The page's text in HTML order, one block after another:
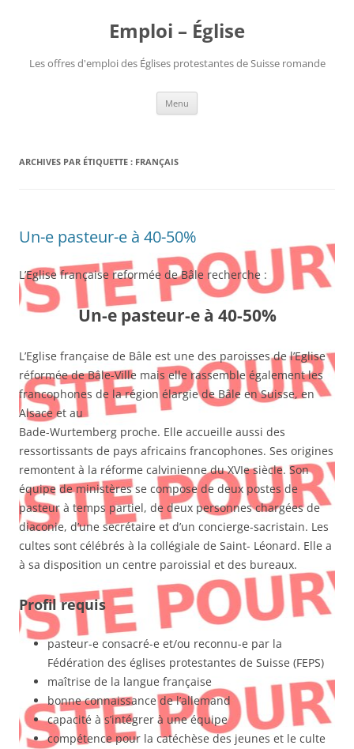
Emploi – Église
Les offres d'emploi des Églises protestantes de Suisse romande
Menu
ARCHIVES PAR ÉTIQUETTE : FRANÇAIS
Un-e pasteur-e à 40-50%
L’Eglise française reformée de Bâle recherche :
Un-e pasteur-eà 40-50%
L’Eglise française de Bâle est une des paroisses de l’Eglise
réformée de Bâle-Ville mais elle rassemble également les
francophones de la région élargie de Bâle en Suisse, en
Alsace et au
Bade-Wurtemberg proche. Elle accueille aussi des
ressortissants de pays africains francophones. Ses origines
remontent à la réforme calvinienne du XVIe siècle. Son
équipe de ministères se compose de deux postes de
pasteur à temps partiel, de deux personnes chargées de
diaconie, d’une secrétaire et d’un concierge-sacristain. Les
cultes sont célébrés à la collégiale de Saint- Léonard. Elle a
à sa disposition un centre paroissial et des bureaux.
Profil requis
pasteur-e consacré-e et/ou reconnu-e par la
Fédération des églises protestantes de Suisse (FEPS)
maîtrise de la langue française
bonne connaissance de l’allemand
capacité à s’intégrer à une équipe
compétence pour la catéchèse des jeunes et le culte